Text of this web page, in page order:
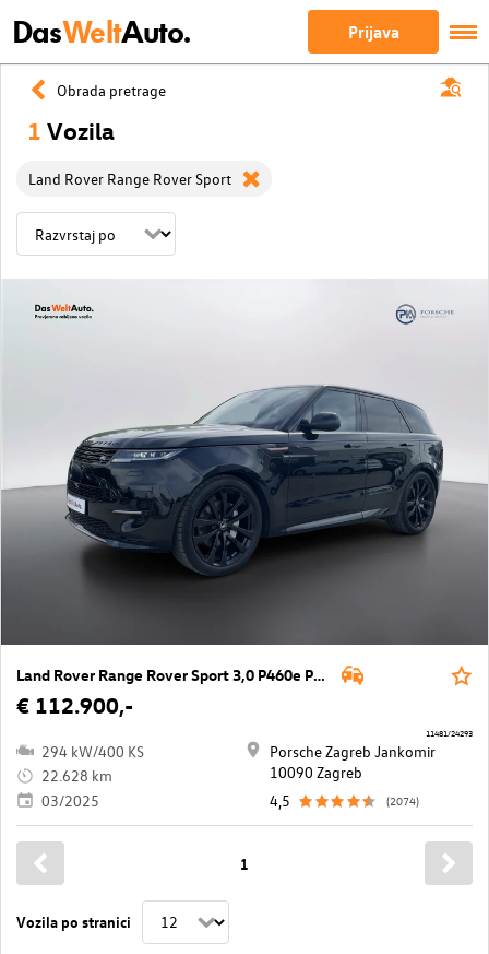
DasWeltAuto. Prijava
Obrada pretrage
1 Vozila
Land Rover Range Rover Sport
Land Rover Range Rover Sport 3,0 P460e PHEV SE Aut.
€ 112.900,-
294 kW/400 KS
22.628 km
03/2025
Porsche Zagreb Jankomir
10090 Zagreb
4,5
(2074)
11481/24293
Vozila po stranici
1